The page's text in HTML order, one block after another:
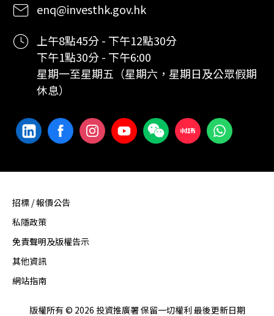
enq@investhk.gov.hk
上午8點45分 - 下午12點30分
下午1點30分 - 下午6:00
星期一至星期五（星期六，星期日及公眾假期
休息）
招標 / 報價公告
私隱政策
免責聲明及版權告示
其他資訊
網站指南
版權所有 © 2026 投資推廣署 保留一切權利 最後更新日期